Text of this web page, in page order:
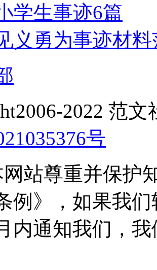
学生事迹6篇
义勇为事迹材料
2022 范
号
站尊重并保护
例》，如果我
内通知我们，